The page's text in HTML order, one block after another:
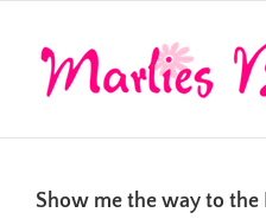
Inhalt
springen
Show me the way to the